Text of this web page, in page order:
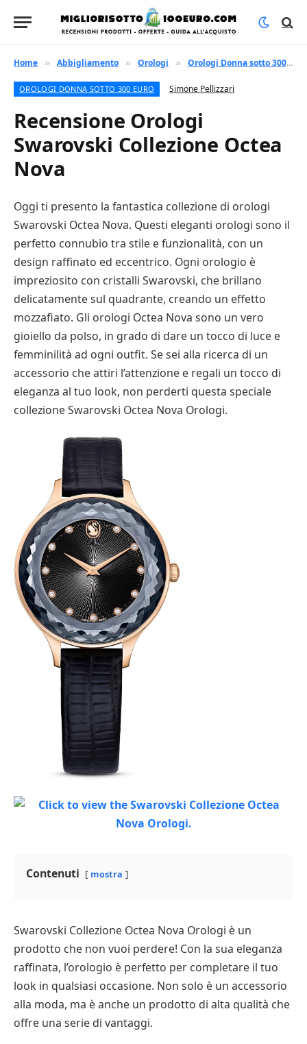
Home » Abbigliamento » Orologi » Orologi Donna sotto 300 euro
OROLOGI DONNA SOTTO 300 EURO Simone Pellizzari
Recensione Orologi
Swarovski Collezione Octea
Nova
Oggi ti presento la fantastica collezione di orologi
Swarovski Octea Nova. Questi eleganti orologi sono il
perfetto connubio tra stile e funzionalità, con un
design raffinato ed eccentrico. Ogni orologio è
impreziosito con cristalli Swarovski, che brillano
delicatamente sul quadrante, creando un effetto
mozzafiato. Gli orologi Octea Nova sono un vero
gioiello da polso, in grado di dare un tocco di luce e
femminilità ad ogni outfit. Se sei alla ricerca di un
accessorio che attiri l’attenzione e regali un tocco di
eleganza al tuo look, non perderti questa speciale
collezione Swarovski Octea Nova Orologi.
Contenuti mostra
Swarovski Collezione Octea Nova Orologi è un
prodotto che non vuoi perdere! Con la sua eleganza
raffinata, l’orologio è perfetto per completare il tuo
look in qualsiasi occasione. Non solo è un accessorio
alla moda, ma è anche un prodotto di alta qualità che
offre una serie di vantaggi.